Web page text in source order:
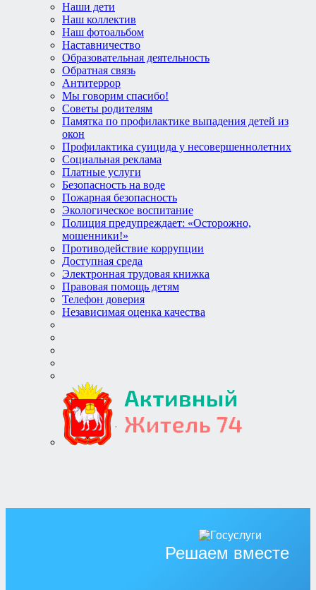
Наши дети
Наш коллектив
Наш фотоальбом
Наставничество
Образовательная деятельность
Обратная связь
Антитеррор
Мы говорим спасибо!
Советы родителям
Памятка по профилактике выпадения детей из
окон
Профилактика суицида у несовершеннолетних
Социальная реклама
Платные услуги
Безопасность на воде
Пожарная безопасность
Экологическое воспитание
Полиция предупреждает: «Осторожно,
мошенники!»
Противодействие коррупции
Доступная среда
Электронная трудовая книжка
Правовая помощь детям
Телефон доверия
Независимая оценка качества
Решаем вместе